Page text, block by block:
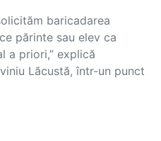
baricadarea
părinte sau elev ca
a priori,” explică
Lăcustă, într-un punct